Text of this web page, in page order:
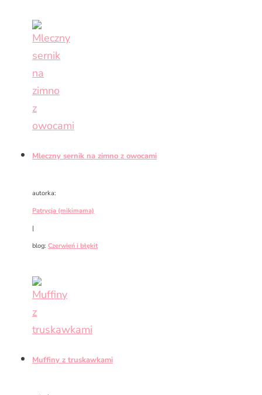
Mleczny sernik na zimno z owocami
autorka:
Patrycja (mikimama)
|
blog: Czerwień i błękit
Muffiny z truskawkami